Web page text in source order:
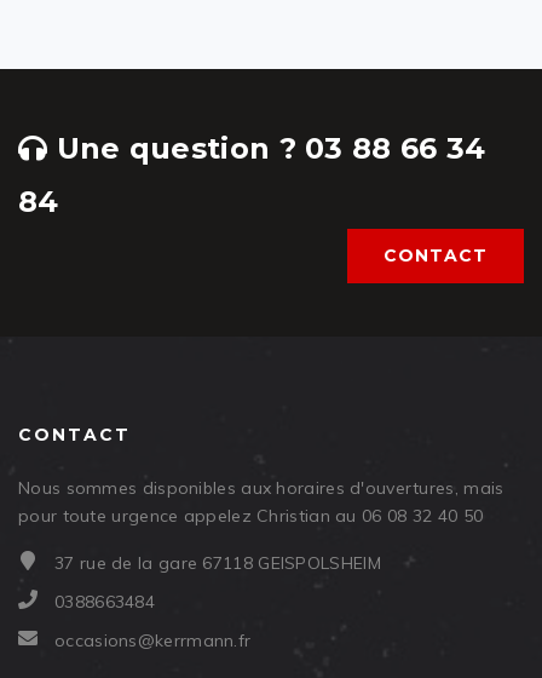
Une question ? 03 88 66 34
84
CONTACT
CONTACT
Nous sommes disponibles aux horaires d'ouvertures, mais
pour toute urgence appelez Christian au 06 08 32 40 50
37 rue de la gare 67118 GEISPOLSHEIM
0388663484
occasions@kerrmann.fr